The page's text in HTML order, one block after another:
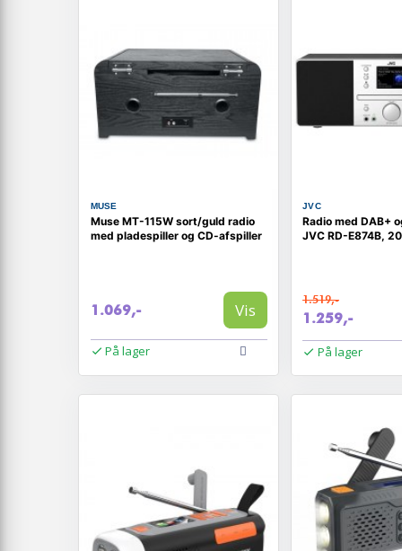
MUSE
Muse MT-115W sort/guld radio
med pladespiller og CD-afspiller
1.069,- Vis
På lager
JVC
Radio med DAB+
JVC RD-E874B,
1.519,-
1.259,-
På lager